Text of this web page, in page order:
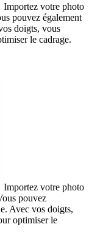
Importez votre photo
pouvez également
doigts, vous
le cadrage.
Importez votre photo
pouvez
Avec vos doigts,
optimiser le